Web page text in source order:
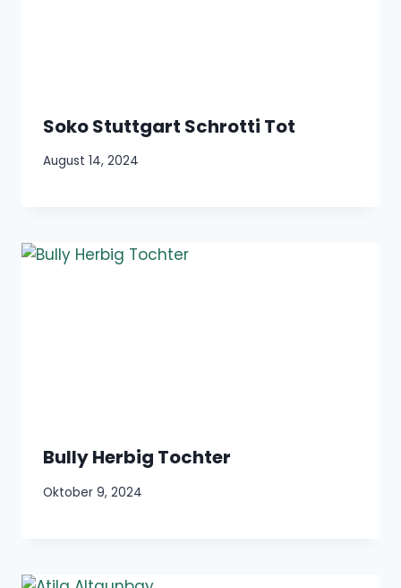
Soko Stuttgart Schrotti Tot
August 14, 2024
Bully Herbig Tochter
Oktober 9, 2024